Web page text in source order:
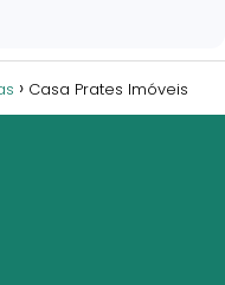
Casa Prates Imóveis